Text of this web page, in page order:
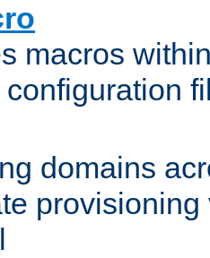
macros
configuration
domains
provisioning